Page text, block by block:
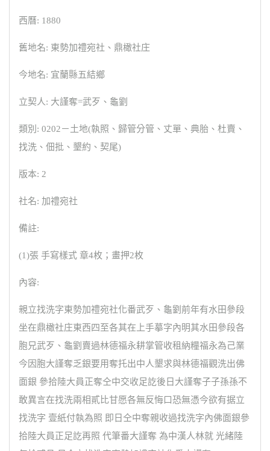
西曆: 1880
舊地名: 東勢加禮宛社、鼎橄社庄
今地名: 宜蘭縣五結鄉
立契人: 大謹奪=武歹、龜劉
類別: 0202－土地(執照、歸管分管、丈單、典胎、杜賣、
找洗、佃批、墾約、契尾)
版本: 2
社名: 加禮宛社
備註:
(1)張 手寫樣式 章4枚；畫押2枚
內容:
親立找洗字東勢加禮宛社化番武歹、龜劉前年有水田參段
坐在鼎橄社庄東西四至各其在上手摹字內明其水田參段各
胞兄武歹、龜劉賣過林德福永耕掌管收租納糧福永為己業
今因胞大謹奪乏銀要用奪托出中人墾求與林德福觀洗出佛
面銀 參拾陸大員正奪仝中交收足訖後日大謹奪子子孫孫不
敢異言在找洗兩相貳比甘愿各無反悔口恐無憑今欲有据立
找洗字 壹紙付執為照 即日仝中奪親收過找洗字內佛面銀參
拾陸大員正足訖再照 代筆番大謹奪 為中漢人林就 光緒陸